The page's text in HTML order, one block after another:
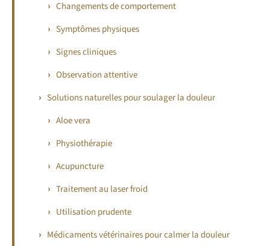
Changements de comportement
Symptômes physiques
Signes cliniques
Observation attentive
Solutions naturelles pour soulager la douleur
Aloe vera
Physiothérapie
Acupuncture
Traitement au laser froid
Utilisation prudente
Médicaments vétérinaires pour calmer la douleur